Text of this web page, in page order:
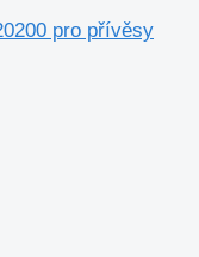
pro přívěsy